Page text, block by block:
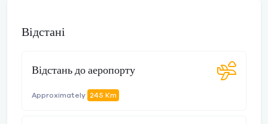
Відстані
Відстань до аеропорту
Approximately 245 Km